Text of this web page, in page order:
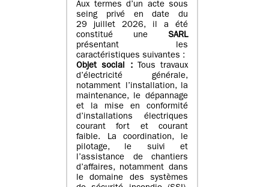
Aux termes d’un acte sous
seing privé en date du
29 juillet 2026, il a été
constitué une SARL
présentant les
caractéristiques suivantes :
Objet social :
Tous travaux
d’électricité générale,
notamment l’installation, la
maintenance, le dépannage
et la mise en conformité
d’installations électriques
courant fort et courant
faible. La coordination, le
pilotage, le suivi et
l’assistance de chantiers
d’affaires, notamment dans
le domaine des systèmes